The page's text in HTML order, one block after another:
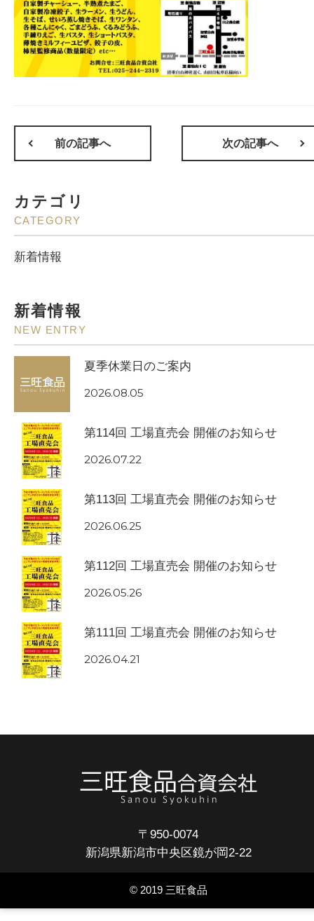
前の記事へ 次の記事へ
カテゴリ
CATEGORY
新着情報
新着情報
NEW ENTRY
夏季休業日のご案内
2026.08.05
第114回 工場直売会 開催のお知らせ
2026.07.22
第113回 工場直売会 開催のお知らせ
2026.06.25
第112回 工場直売会 開催のお知らせ
2026.05.26
第111回 工場直売会 開催のお知らせ
2026.04.21
〒950-0074
新潟県新潟市中央区鏡が岡2-22
© 2019 三旺食品